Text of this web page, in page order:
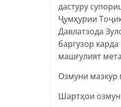
дастуру
Ҷумҳурии
Давлатзода
баргузор
машғулият
Озмуни мазкур
Шартҳои